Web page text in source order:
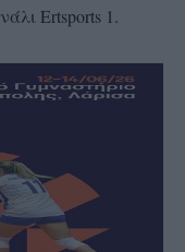
Ertsports 1.